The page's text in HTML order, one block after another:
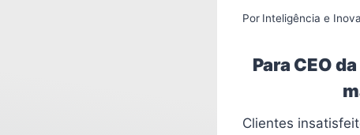
Por Inteligência e
Para CEO
Clientes